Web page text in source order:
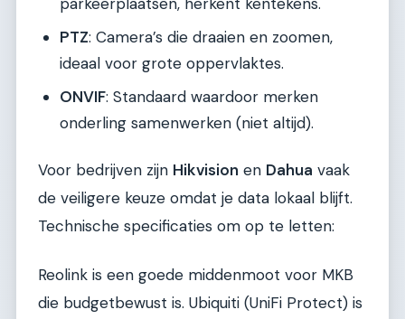
PTZ: Camera’s die draaien en zoomen,
ideaal voor grote oppervlaktes.
ONVIF: Standaard waardoor merken
onderling samenwerken (niet altijd).
Voor bedrijven zijn Hikvision en Dahua vaak
de veiligere keuze omdat je data lokaal blijft.
Technische specificaties om op te letten:
Reolink is een goede middenmoot voor MKB
die budgetbewust is. Ubiquiti (UniFi Protect) is